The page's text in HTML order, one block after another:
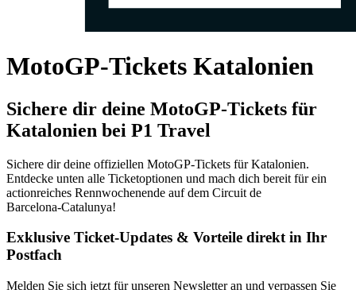
MotoGP‑Tickets Katalonien
Sichere dir deine MotoGP‑Tickets für
Katalonien bei P1 Travel
Sichere dir deine offiziellen MotoGP‑Tickets für Katalonien.
Entdecke unten alle Ticketoptionen und mach dich bereit für ein
actionreiches Rennwochenende auf dem Circuit de
Barcelona‑Catalunya!
Exklusive Ticket-Updates & Vorteile direkt in Ihr
Postfach
Melden Sie sich jetzt für unseren Newsletter an und verpassen Sie